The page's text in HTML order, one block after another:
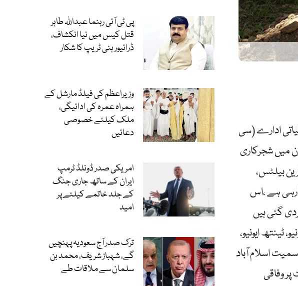
پی ٹی آئی رہنما عبداللہ طاہر
قتل کیس میں نیا انکشاف،
ڈرائیور ہنی ٹریپ کا شکار
وزیراعظم کی فیلڈ مارشل کے
ہمراہ عمرہ کی ادائیگی،
ملک کیلئے خصوصی
دعائیں
امریکی صدر ڈونلڈ ٹرمپ
ایران کے ساتھ جاری جنگ
کے جلد خاتمے کیلئے پر
امید
ترک صدر آج سعودیہ پہنچیں
گے، شہباز شریف، محمد بن
سلمان سے ملاقات طے
ادارے (سی
میں شجرکاری
بیلٹس،
ہے ،اس
گئی ہیں
ٹینتھ ایونیو،
سمیت اسلام آباد
وفاقی